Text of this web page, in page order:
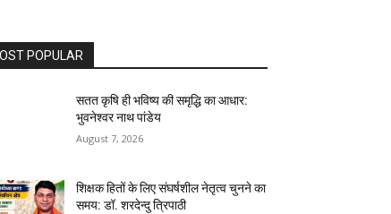
POPULAR
सतत कृषि ही भविष्य की समृद्धि का आधार:
भुवनेश्वर नाथ पांडेय
August 7, 2026
शिक्षक हितों के लिए संघर्षशील नेतृत्व चुनने का
समय: डॉ. शरदेन्दु त्रिपाठी